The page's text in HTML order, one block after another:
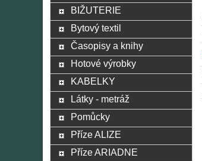
BIŽUTERIE
Bytový textil
Časopisy a knihy
Hotové výrobky
KABELKY
Látky - metráž
Pomůcky
Příze ALIZE
Příze ARIADNE